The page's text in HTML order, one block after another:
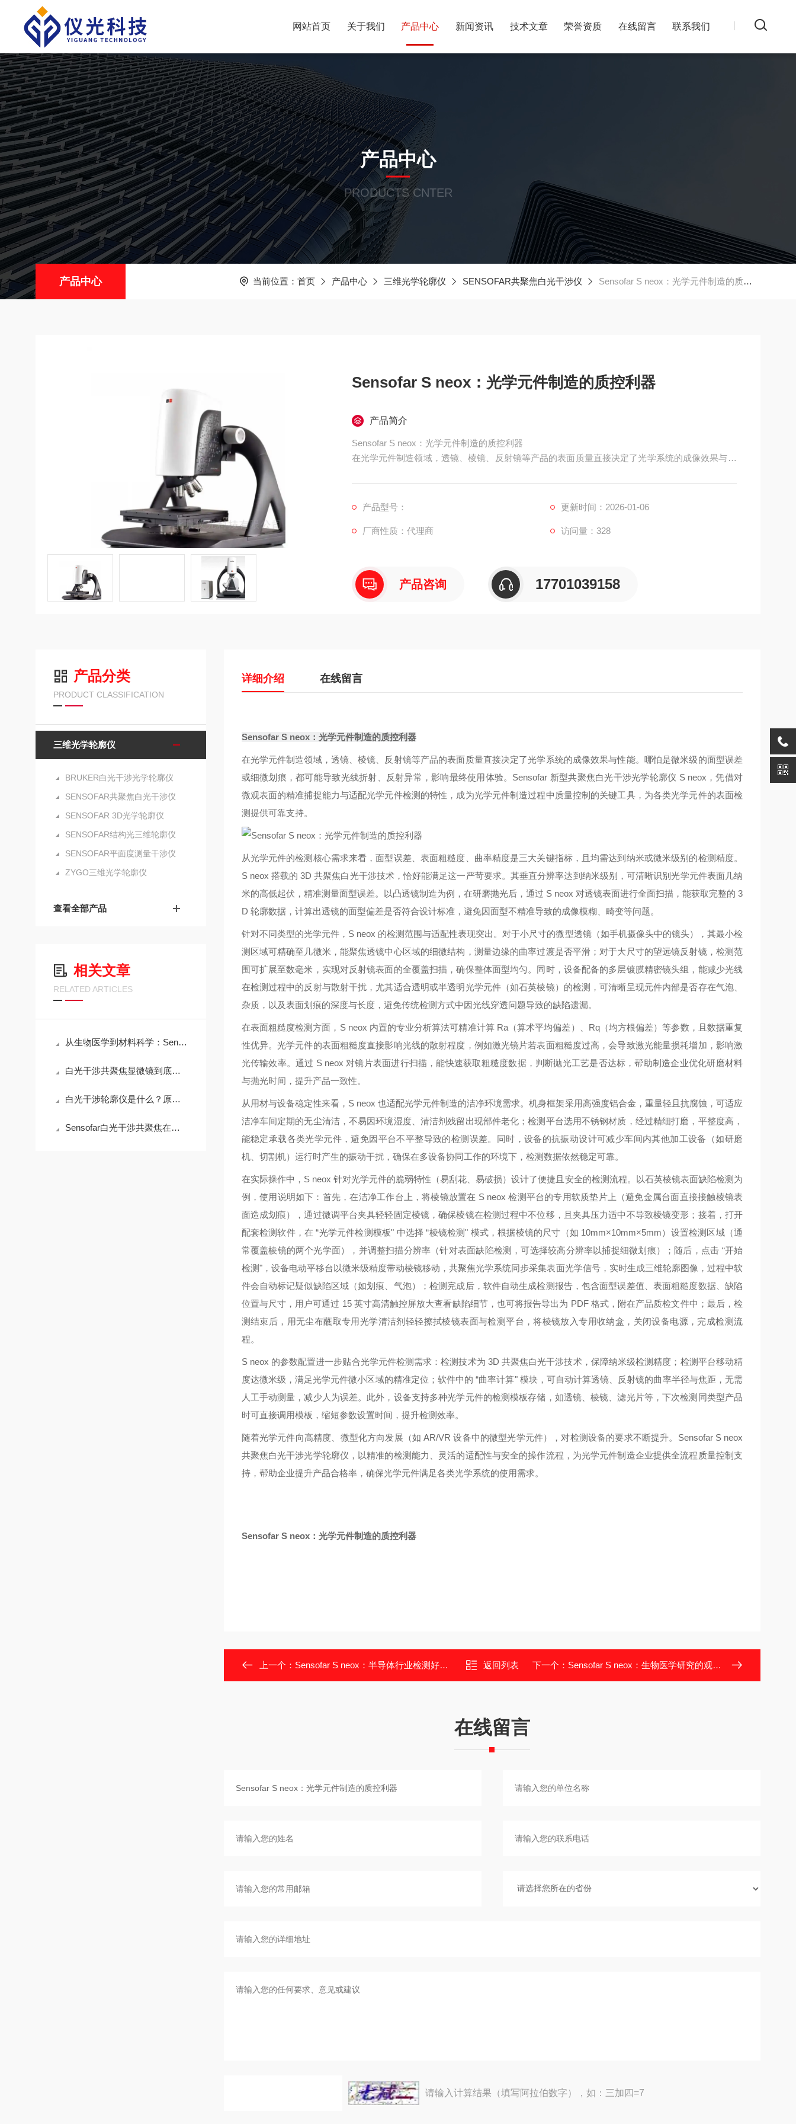
网站首页 关于我们 产品中心 新闻资讯 技术文章 荣誉资质 在线留言 联系我们
产品中心
PRODUCTS CNTER
产品中心 当前位置： 首页 产品中心 三维光学轮廓仪 SENSOFAR共聚焦白光干涉仪 Sensofar S neox：光学元件制造的质控利器
Sensofar S neox：光学元件制造的质控利器
产品简介
Sensofar S neox：光学元件制造的质控利器
在光学元件制造领域，透镜、棱镜、反射镜等产品的表面质量直接决定了光学系统的成像效果与性
件检测的特性，成为光学元件制造过程中质量控制的关键工具，为各类光学元件
产品型号： 更新时间：2026-01-06
厂商性质：代理商 访问量：328
产品咨询 17701039158
产品分类
PRODUCT CLASSIFICATION
三维光学轮廓仪
BRUKER白光干涉光学轮廓仪
SENSOFAR共聚焦白光干涉仪
SENSOFAR 3D光学轮廓仪
SENSOFAR结构光三维轮廓仪
SENSOFAR平面度测量干涉仪
ZYGO三维光学轮廓仪
查看全部产品
相关文章
RELATED ARTICLES
从生物医学到材料科学：Sensofar三维共聚焦白光干涉仪的跨领域应用传奇
白光干涉共聚焦显微镜到底贵在哪？拆开看完你就懂了
白光干涉轮廓仪是什么？原理、用途与选购指南
Sensofar白光干涉共聚焦在半导体晶圆表面粗糙度检测中的应用与行业标准对标
详细介绍 在线留言
Sensofar S neox：光学元件制造的质控利器
在光学元件制造领域，透镜、棱镜、反射镜等产品的表面质量直接决定了光学系统的成像效果与性能。哪怕是微米级的面型误差
或细微划痕，都可能导致光线折射、反射异常，影响最终使用体验。Sensofar 新型共聚焦白光干涉光学轮廓仪 S neox，凭借对
微观表面的精准捕捉能力与适配光学元件检测的特性，成为光学元件制造过程中质量控制的关键工具，为各类光学元件的表面检
测提供可靠支持。
从光学元件的检测核心需求来看，面型误差、表面粗糙度、曲率精度是三大关键指标，且均需达到纳米或微米级别的检测精度。
S neox 搭载的 3D 共聚焦白光干涉技术，恰好能满足这一严苛要求。其垂直分辨率达到纳米级别，可清晰识别光学元件表面几纳
米的高低起伏，精准测量面型误差。以凸透镜制造为例，在研磨抛光后，通过 S neox 对透镜表面进行全面扫描，能获取完整的 3
D 轮廓数据，计算出透镜的面型偏差是否符合设计标准，避免因面型不精准导致的成像模糊、畸变等问题。
针对不同类型的光学元件，S neox 的检测范围与适配性表现突出。对于小尺寸的微型透镜（如手机摄像头中的镜头），其最小检
测区域可精确至几微米，能聚焦透镜中心区域的细微结构，测量边缘的曲率过渡是否平滑；对于大尺寸的望远镜反射镜，检测范
围可扩展至数毫米，实现对反射镜表面的全覆盖扫描，确保整体面型均匀。同时，设备配备的多层镀膜精密镜头组，能减少光线
在检测过程中的反射与散射干扰，尤其适合透明或半透明光学元件（如石英棱镜）的检测，可清晰呈现元件内部是否存在气泡、
杂质，以及表面划痕的深度与长度，避免传统检测方式中因光线穿透问题导致的缺陷遗漏。
在表面粗糙度检测方面，S neox 内置的专业分析算法可精准计算 Ra（算术平均偏差）、Rq（均方根偏差）等参数，且数据重复
性优异。光学元件的表面粗糙度直接影响光线的散射程度，例如激光镜片若表面粗糙度过高，会导致激光能量损耗增加，影响激
光传输效率。通过 S neox 对镜片表面进行扫描，能快速获取粗糙度数据，判断抛光工艺是否达标，帮助制造企业优化研磨材料
与抛光时间，提升产品一致性。
从用材与设备稳定性来看，S neox 也适配光学元件制造的洁净环境需求。机身框架采用高强度铝合金，重量轻且抗腐蚀，可适应
洁净车间定期的无尘清洁，不易因环境湿度、清洁剂残留出现部件老化；检测平台选用不锈钢材质，经过精细打磨，平整度高，
能稳定承载各类光学元件，避免因平台不平整导致的检测误差。同时，设备的抗振动设计可减少车间内其他加工设备（如研磨
机、切割机）运行时产生的振动干扰，确保在多设备协同工作的环境下，检测数据依然稳定可靠。
在实际操作中，S neox 针对光学元件的脆弱特性（易刮花、易破损）设计了便捷且安全的检测流程。以石英棱镜表面缺陷检测为
例，使用说明如下：首先，在洁净工作台上，将棱镜放置在 S neox 检测平台的专用软质垫片上（避免金属台面直接接触棱镜表
面造成划痕），通过微调平台夹具轻轻固定棱镜，确保棱镜在检测过程中不位移，且夹具压力适中不导致棱镜变形；接着，打开
配套检测软件，在 “光学元件检测模板" 中选择 “棱镜检测" 模式，根据棱镜的尺寸（如 10mm×10mm×5mm）设置检测区域（通
常覆盖棱镜的两个光学面），并调整扫描分辨率（针对表面缺陷检测，可选择较高分辨率以捕捉细微划痕）；随后，点击 “开始
检测"，设备电动平移台以微米级精度带动棱镜移动，共聚焦光学系统同步采集表面光学信号，实时生成三维轮廓图像，过程中软
件会自动标记疑似缺陷区域（如划痕、气泡）；检测完成后，软件自动生成检测报告，包含面型误差值、表面粗糙度数据、缺陷
位置与尺寸，用户可通过 15 英寸高清触控屏放大查看缺陷细节，也可将报告导出为 PDF 格式，附在产品质检文件中；最后，检
测结束后，用无尘布蘸取专用光学清洁剂轻轻擦拭棱镜表面与检测平台，将棱镜放入专用收纳盒，关闭设备电源，完成检测流
程。
S neox 的参数配置进一步贴合光学元件检测需求：检测技术为 3D 共聚焦白光干涉技术，保障纳米级检测精度；检测平台移动精
度达微米级，满足光学元件微小区域的精准定位；软件中的 “曲率计算" 模块，可自动计算透镜、反射镜的曲率半径与焦距，无需
人工手动测量，减少人为误差。此外，设备支持多种光学元件的检测模板存储，如透镜、棱镜、滤光片等，下次检测同类型产品
时可直接调用模板，缩短参数设置时间，提升检测效率。
随着光学元件向高精度、微型化方向发展（如 AR/VR 设备中的微型光学元件），对检测设备的要求不断提升。Sensofar S neox
共聚焦白光干涉光学轮廓仪，以精准的检测能力、灵活的适配性与安全的操作流程，为光学元件制造企业提供全流程质量控制支
持，帮助企业提升产品合格率，确保光学元件满足各类光学系统的使用需求。
Sensofar S neox：光学元件制造的质控利器
上一个： Sensofar S neox：半导体行业检测好帮手 返回列表 下一个： Sensofar S neox：生物医学研究的观测助手
在线留言
请输入计算结果（填写阿拉伯数字），如：三加四=7